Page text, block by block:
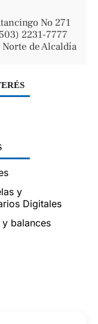
No 271
2231-7777
de Alcaldía
y
Digitales
y balances